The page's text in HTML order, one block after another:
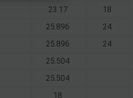
23.17 18
25.896 24
25.896 24
25.504
25.504
18